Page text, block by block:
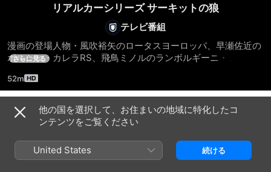
リアルカーシリーズ サーキットの狼
テレビ番組
漫画の登場人物・風吹裕矢のロータスヨーロッパ、早瀬佐近の
ポルシェ・カレラRS、飛鳥ミノルのランボルギーニ・ミウ
アップ。当時憧れていた懐かしの勇姿が、クローズド環境や公
道走行で蘇る。
さらに見る
52m
シーズン 1
他の国を選択して、お住まいの地域に特化したコ
ンテンツをご覧ください
United States 続ける